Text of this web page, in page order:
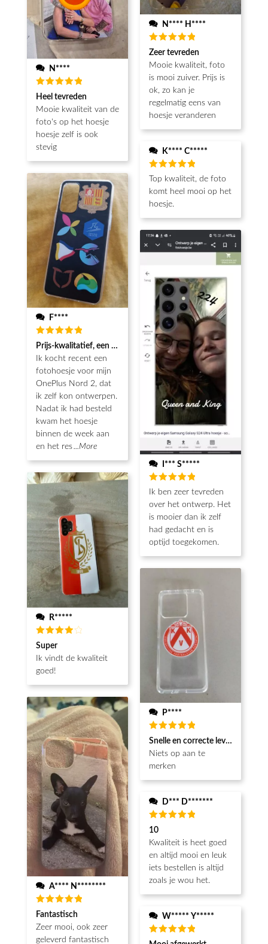
N****
Beoordeeld
5van de 5
Heel tevreden
Mooie kwaliteit van de
foto's op het hoesje
hoesje zelf is ook
stevig
F****
Beoordeeld
5 van de 5
Prijs-kwalitatief, een echt koopje met mooie afwerking
Ik kocht recent een
fotohoesje voor mijn
OnePlus Nord 2, dat
ik zelf kon ontwerpen.
Nadat ik had besteld
kwam het hoesje
binnen de week aan
en het res...More
R*****
Beoordeeld
4van de
5
Super
Ik vindt de kwaliteit
goed!
A**** N********
Beoordeeld
5 van de 5
Fantastisch
Zeer mooi, ook zeer
geleverd fantastisch
N**** H****
Beoordeeld
5van de 5
Zeer tevreden
Mooie kwaliteit, foto
is mooi zuiver. Prijs is
ok, zo kan je
regelmatig eens van
hoesje veranderen
K**** C*****
Beoordeeld
5 van de 5
Top kwaliteit, de foto
komt heel mooi op het
hoesje.
I*** S*****
Beoordeeld
Ik ben zeer tevreden
over het ontwerp. Het
is mooier dan ik zelf
had gedacht en is
optijd toegekomen.
P****
Beoordeeld
5 van de 5
Snelle en correcte levering
Niets op aan te
merken
D*** D*******
Beoordeeld
5van de 5
10
Kwaliteit is heet goed
en altijd mooi en leuk
iets bestellen is altijd
zoals je wou het.
W***** Y*****
Beoordeeld